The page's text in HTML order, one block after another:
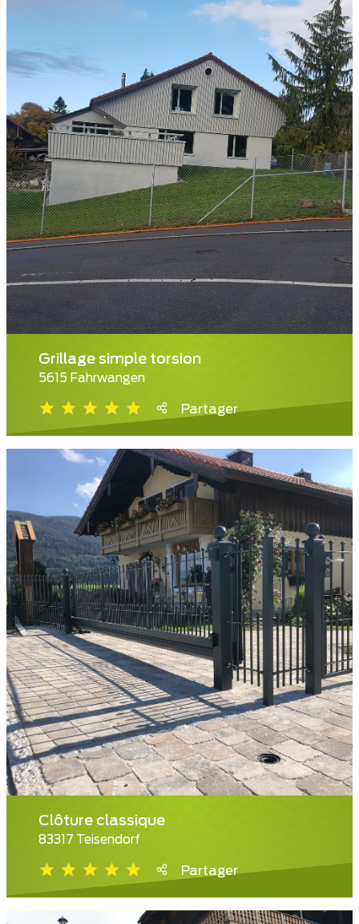
Grillage simple torsion
5615 Fahrwangen
Partager
Clôture classique
83317 Teisendorf
Partager